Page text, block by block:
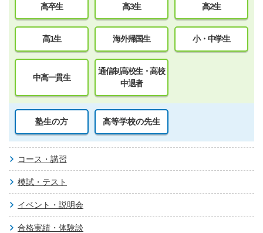
高卒生 高3生 高2生
高1生 海外帰国生 小・中学生
中高一貫生
通信制高校生・高校
中退者
塾生の方 高等学校の先生
コース・講習
模試・テスト
イベント・説明会
合格実績・体験談